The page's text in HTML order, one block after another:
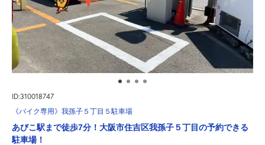
ID:310018747
《バイク専用》我孫子５丁目５駐車場
あびこ駅まで徒歩7分！大阪市住吉区我孫子５丁目の予約できる
駐車場！